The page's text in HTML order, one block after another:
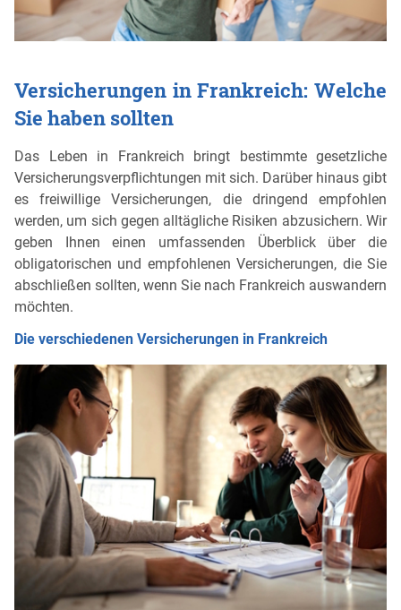
Versicherungen in Frankreich: Welche
Sie haben sollten
Das Leben in Frankreich bringt bestimmte gesetzliche
Versicherungsverpflichtungen mit sich. Darüber hinaus gibt
es freiwillige Versicherungen, die dringend empfohlen
werden, um sich gegen alltägliche Risiken abzusichern. Wir
geben Ihnen einen umfassenden Überblick über die
obligatorischen und empfohlenen Versicherungen, die Sie
abschließen sollten, wenn Sie nach Frankreich auswandern
möchten.
Die verschiedenen Versicherungen in Frankreich